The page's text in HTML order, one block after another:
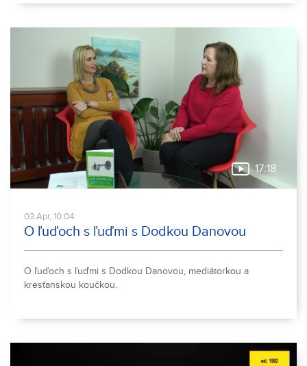
17:18
03.Apr, 10:04
O ľuďoch s ľuďmi s Dodkou Danovou
O ľuďoch s ľuďmi s Dodkou Danovou, mediátorkou a
kresťanskou koučkou.